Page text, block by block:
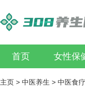
首页 女性保
主页 > 中医养生 > 中医食疗